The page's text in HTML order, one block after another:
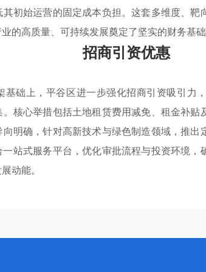
初始运营的固定成本负担。这套多维度、靶
的高质量、可持续发展奠定了坚实的财务基础
招商引资优惠
基础上，平谷区进一步强化招商引资吸引力
。核心举措包括土地租赁费用减免、租金补
向明确，针对高新技术与绿色制造领域，推
站式服务平台，优化审批流程与投资环境
动能。